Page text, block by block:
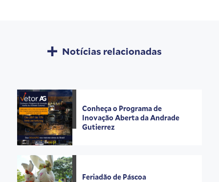
Notícias relacionadas
Conheça o Programa de
Inovação Aberta da Andrade
Gutierrez
Feriadão de Páscoa